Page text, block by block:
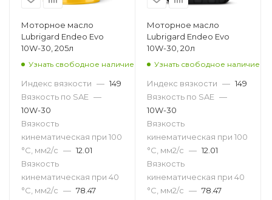
Моторное масло
Lubrigard Endeo Evo
10W-30, 205л
Узнать свободное наличие
Индекс вязкости — 149
Вязкость по SAE —
10W-30
Вязкость
кинематическая при 100
°С, мм2/с — 12.01
Вязкость
кинематическая при 40
°С, мм2/с — 78.47
Моторное масло
Lubrigard Endeo Evo
10W-30, 20л
Узнать свободное наличие
Индекс вязкости — 149
Вязкость по SAE —
10W-30
Вязкость
кинематическая при 100
°С, мм2/с — 12.01
Вязкость
кинематическая при 40
°С, мм2/с — 78.47